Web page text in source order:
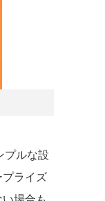
プルな設
ライズ